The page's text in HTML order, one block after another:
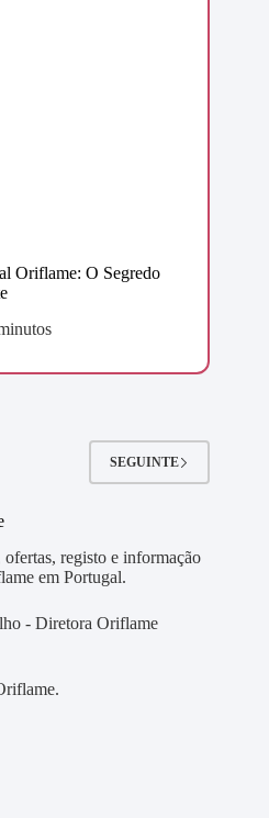
Oriflame: O Segredo
SEGUINTE
registo e informação
em Portugal.
- Diretora Oriflame